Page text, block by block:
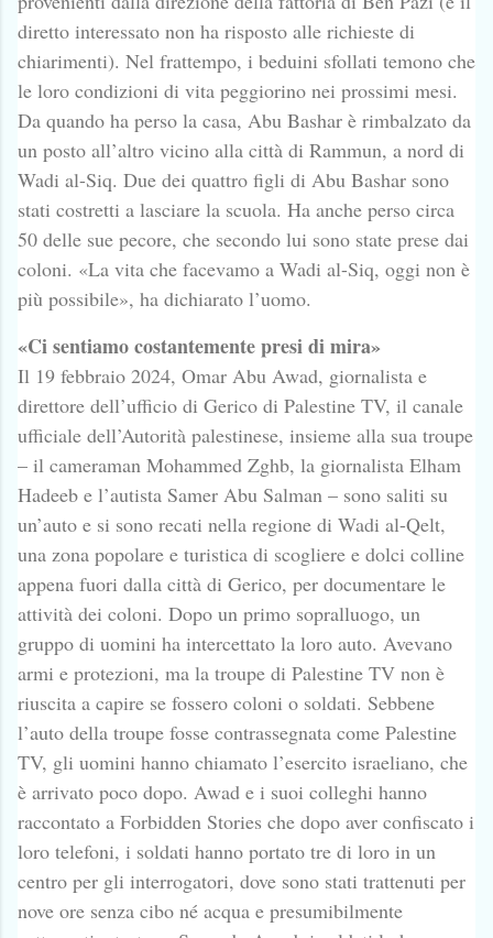
diretto interessato non ha risposto alle richieste di
chiarimenti). Nel frattempo, i beduini sfollati temono che
le loro condizioni di vita peggiorino nei prossimi mesi.
Da quando ha perso la casa, Abu Bashar è rimbalzato da
un posto all’altro vicino alla città di Rammun, a nord di
Wadi al-Siq. Due dei quattro figli di Abu Bashar sono
stati costretti a lasciare la scuola. Ha anche perso circa
50 delle sue pecore, che secondo lui sono state prese dai
coloni. «La vita che facevamo a Wadi al-Siq, oggi non è
più possibile», ha dichiarato l’uomo.
«Ci sentiamo costantemente presi di mira»
Il 19 febbraio 2024, Omar Abu Awad, giornalista e
direttore dell’ufficio di Gerico di Palestine TV, il canale
ufficiale dell’Autorità palestinese, insieme alla sua troupe
– il cameraman Mohammed Zghb, la giornalista Elham
Hadeeb e l’autista Samer Abu Salman – sono saliti su
un’auto e si sono recati nella regione di Wadi al-Qelt,
una zona popolare e turistica di scogliere e dolci colline
appena fuori dalla città di Gerico, per documentare le
attività dei coloni. Dopo un primo sopralluogo, un
gruppo di uomini ha intercettato la loro auto. Avevano
armi e protezioni, ma la troupe di Palestine TV non è
riuscita a capire se fossero coloni o soldati. Sebbene
l’auto della troupe fosse contrassegnata come Palestine
TV, gli uomini hanno chiamato l’esercito israeliano, che
è arrivato poco dopo. Awad e i suoi colleghi hanno
raccontato a Forbidden Stories che dopo aver confiscato i
loro telefoni, i soldati hanno portato tre di loro in un
centro per gli interrogatori, dove sono stati trattenuti per
nove ore senza cibo né acqua e presumibilmente